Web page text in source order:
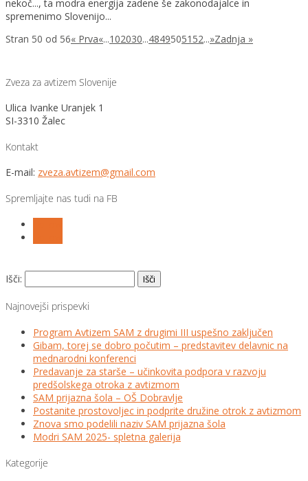
nekoč..., ta modra energija zadene še zakonodajalce in
spremenimo Slovenijo...
Stran 50 od 56« Prva«...102030...48495051 52...»Zadnja »
Zveza za avtizem Slovenije
Ulica Ivanke Uranjek 1
SI-3310 Žalec
Kontakt
E-mail: zveza.avtizem@gmail.com
Spremljajte nas tudi na FB
Išči:
Najnovejši prispevki
Program Avtizem SAM z drugimi III uspešno zaključen
Gibam, torej se dobro počutim – predstavitev delavnic na
mednarodni konferenci
Predavanje za starše – učinkovita podpora v razvoju
predšolskega otroka z avtizmom
SAM prijazna šola – OŠ Dobravlje
Postanite prostovoljec in podprite družine otrok z avtizmom
Znova smo podelili naziv SAM prijazna šola
Modri SAM 2025- spletna galerija
Kategorije